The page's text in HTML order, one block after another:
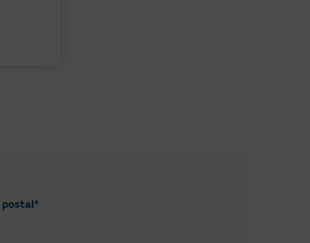
postal*